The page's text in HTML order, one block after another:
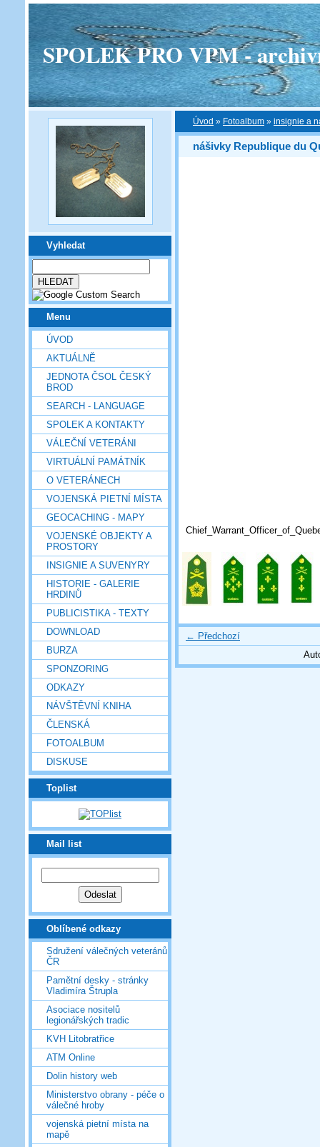
SPOLEK PRO VPM -
Vyhledat
Menu
ÚVOD
AKTUÁLNĚ
JEDNOTA ČSOL ČESKÝ
BROD
SEARCH - LANGUAGE
SPOLEK A KONTAKTY
VÁLEČNÍ VETERÁNI
VIRTUÁLNÍ PAMÁTNÍK
O VETERÁNECH
VOJENSKÁ PIETNÍ MÍSTA
GEOCACHING - MAPY
VOJENSKÉ OBJEKTY A
PROSTORY
INSIGNIE A SUVENYRY
HISTORIE - GALERIE
HRDINŮ
PUBLICISTIKA - TEXTY
DOWNLOAD
BURZA
SPONZORING
ODKAZY
NÁVŠTĚVNÍ KNIHA
ČLENSKÁ
FOTOALBUM
DISKUSE
Toplist
Mail list
Oblíbené odkazy
Sdružení válečných veteránů
ČR
Pamětní desky - stránky
Vladimíra Štrupla
Asociace nositelů
legionářských tradic
KVH Litobratřice
ATM Online
Dolin history web
Ministerstvo obrany - péče o
válečné hroby
vojenská pietní místa na
mapě
Úvod » Fotoalbum » insignie a
nášivky Republique du
← Předchozí